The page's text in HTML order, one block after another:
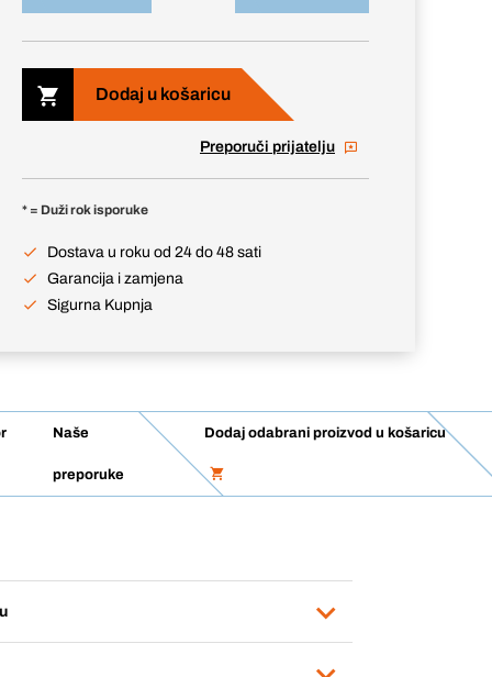
Dodaj u košaricu
Preporuči prijatelju
* = Duži rok isporuke
Dostava u roku od 24 do 48 sati
Garancija i zamjena
Sigurna Kupnja
Naše
preporuke
Dodaj odabrani proizvod u košaricu